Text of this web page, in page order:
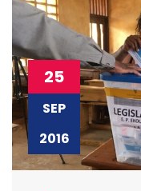
25
SEP
2016